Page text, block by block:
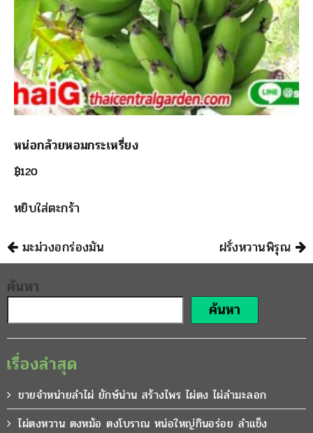
หน่อกล้วยหอมกระเหรี่ยง
฿120
หยิบใส่ตะกร้า
นำทาง
มะม่วงอกร่องมัน ฝรั่งหวานพิรุณ
ค้นหา
ค้นหา
เรื่องล่าสุด
ขายจำหน่ายลำไผ่ ยักษ์น่าน สร้างไพร ไผ่ตง ไผ่ลำมะลอก
ไผ่ตงหวาน ตงหม้อ ตงโบราณ หน่อใหญ่กินอร่อย ลำแข็ง